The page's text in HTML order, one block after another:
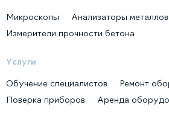
Микроскопы
Анализаторы металлов
Измерители прочности бетона
Услуги
Обучение специалистов
Ремонт
Поверка приборов
Аренда